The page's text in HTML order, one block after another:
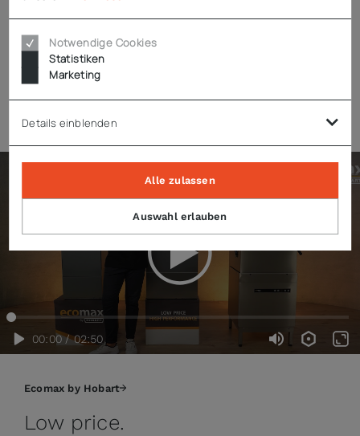
Hinweise
Zubehör
Ecomax by Hobart
Low price.
00:00 / 02:50
Notwendige Cookies
Statistiken
Marketing
Details einblenden
Auswahl erlauben
Alle zulassen